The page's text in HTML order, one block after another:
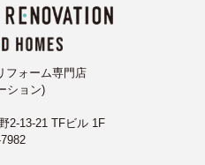
フォーム専門店
ション)
2-13-21 TFビル 1F